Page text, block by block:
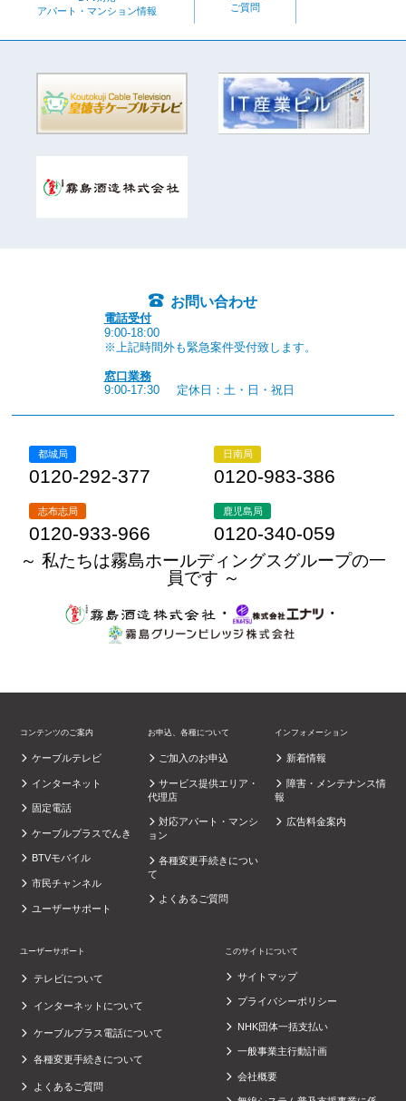
アパート・マンション情報
ご質問
お問い合わせ
電話受付
9:00-18:00
※上記時間外も緊急案件受付致します。
窓口業務
9:00-17:30
定休日：土・日・祝日
都城局
0120-292-377
日南局
0120-983-386
志布志局
0120-933-966
鹿児島局
0120-340-059
～ 私たちは霧島ホールディングスグループの一
員です ～
・
・
コンテンツのご案内
ケーブルテレビ
インターネット
固定電話
ケーブルプラスでんき
BTVモバイル
市民チャンネル
ユーザーサポート
お申込、各種について
ご加入のお申込
サービス提供エリア・
代理店
対応アパート・マンシ
ョン
各種変更手続きについ
て
よくあるご質問
インフォメーション
新着情報
障害・メンテナンス情
報
広告料金案内
ユーザーサポート
テレビについて
インターネットについて
ケーブルプラス電話について
各種変更手続きについて
よくあるご質問
このサイトについて
サイトマップ
プライバシーポリシー
NHK団体一括支払い
一般事業主行動計画
会社概要